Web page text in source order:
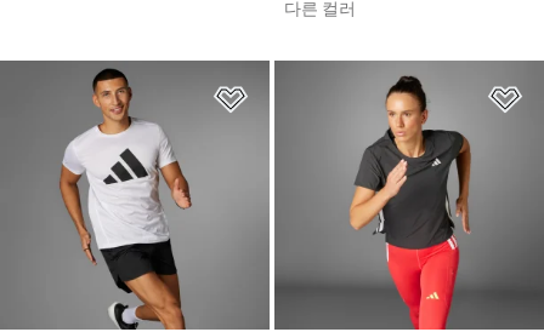
다른 컬러
위시리스트 담기